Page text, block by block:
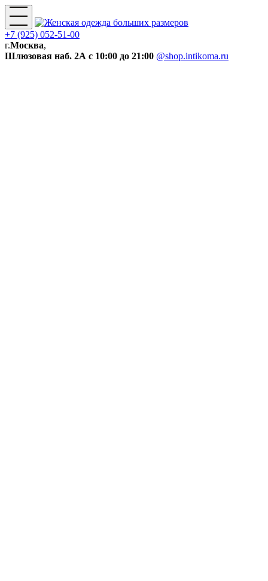
+7 (925) 052-51-00
г.Москва,
Шлюзовая наб. 2А с 10:00 до 21:00 @shop.intikoma.ru